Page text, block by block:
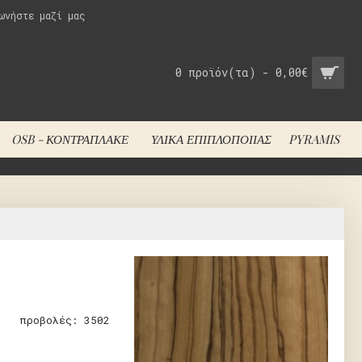
μαζί μας
0 προϊόν(τα) - 0,00€
OSB - ΚΟΝΤΡΑΠΛΑΚΈ ΥΛΙΚΆ ΕΠΙΠΛΟΠΟΙΊΑΣ PYRAMIS
προβολές: 3502